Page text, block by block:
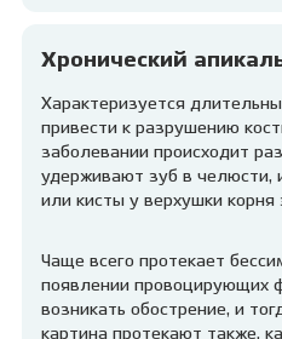
Хронический
Характеризуется
привести к разрушению
заболевании происходит
удерживают зуб в челюсти,
или кисты у верхушки корня
Чаще всего протекает
появлении провоцирующих
возникать обострение, и
картина протекают также,